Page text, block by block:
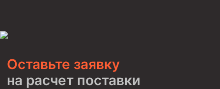
Оставьте заявку
на расчет поставки